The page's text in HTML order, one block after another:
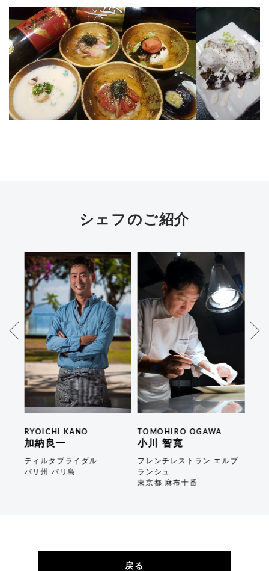
シェフのご紹介
RYOICHI KANO
加納良一
ティルタブライダル
バリ州 バリ島
TOMOHIRO OGAWA
小川 智寛
フレンチレストラン エルブ
ランシュ
東京都 麻布十番
戻る